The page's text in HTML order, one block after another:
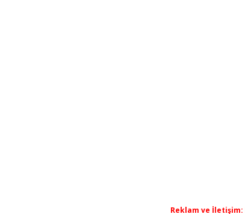
Reklam ve İletişim: